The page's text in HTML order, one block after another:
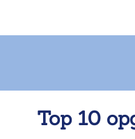
Top 10